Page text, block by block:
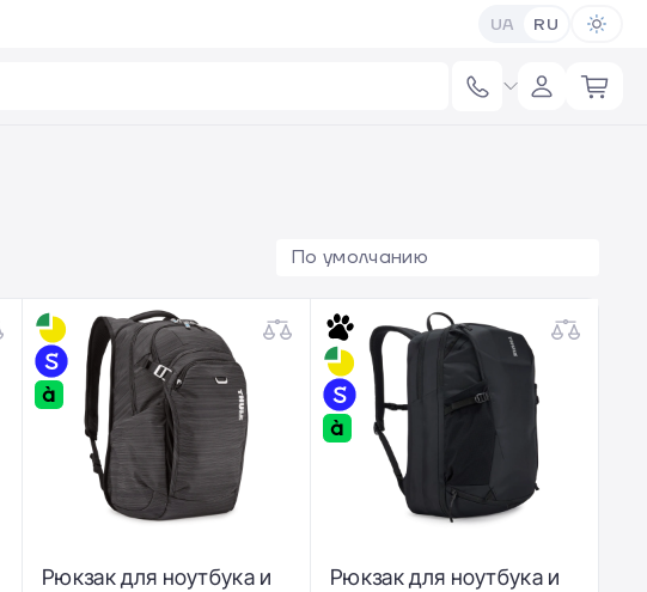
UA RU
По умолчанию
Рюкзак для ноутбука и
Рюкзак для ноутбука и